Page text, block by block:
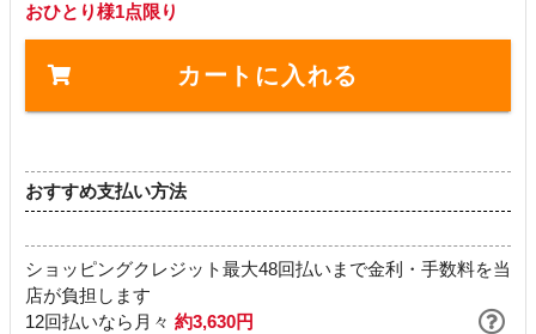
おひとり様1点限り
カートに入れる
おすすめ支払い方法
ショッピングクレジット最大48回払いまで金利・手数料を当
店が負担します
12回払いなら月々 約3,630円